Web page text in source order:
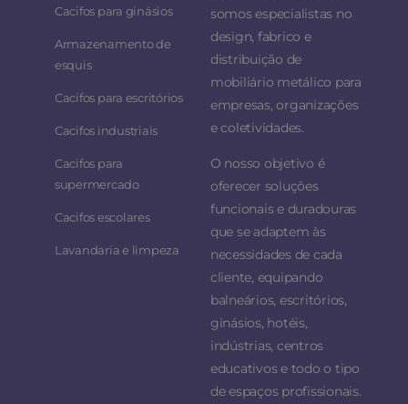
Cacifos para ginásios
Armazenamento de
esquis
Cacifos para escritórios
Cacifos industriais
Cacifos para
supermercado
Cacifos escolares
Lavandaria e limpeza
somos especialistas no
design, fabrico e
distribuição de
mobiliário metálico para
empresas, organizações
e coletividades.
O nosso objetivo é
oferecer soluções
funcionais e duradouras
que se adaptem às
necessidades de cada
cliente, equipando
balneários, escritórios,
ginásios, hotéis,
indústrias, centros
educativos e todo o tipo
de espaços profissionais.